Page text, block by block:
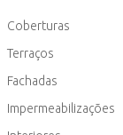
Coberturas
Terraços
Fachadas
Impermeabilizações